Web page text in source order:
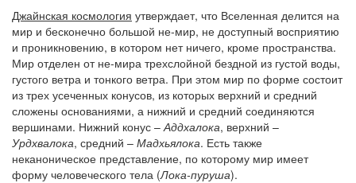
Джайнская космология утверждает, что Вселенная делится на
мир и бесконечно большой не-мир, не доступный восприятию
и проникновению, в котором нет ничего, кроме пространства.
Мир отделен от не-мира трехслойной бездной из густой воды,
густого ветра и тонкого ветра. При этом мир по форме состоит
из трех усеченных конусов, из которых верхний и средний
сложены основаниями, а нижний и средний соединяются
вершинами. Нижний конус –Аддхалока, верхний –
Урдхвалока, средний – Мадхьялока. Есть также
неканоническое представление, по которому мир имеет
форму человеческого тела (Лока-пуруша).